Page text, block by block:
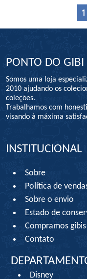
1
PONTO DO GIBI
Somos uma loja
2010 ajudando os
coleções.
Trabalhamos com
visando à máxima
INSTITUCIONAL
Sobre
Política de
Sobre o envio
Estado de
Compramos gibis
Contato
Disney